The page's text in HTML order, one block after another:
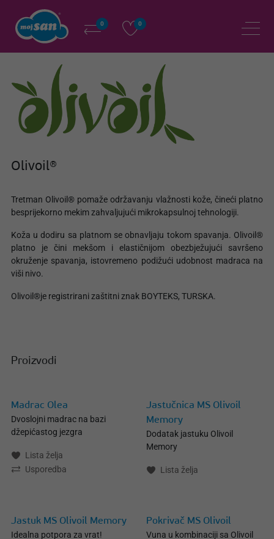
0 0
Olivoil®
Tretman Olivoil® pomaže održavanju vlažnosti kože, čineći platno
besprijekorno mekim zahvaljujući mikrokapsulnoj tehnologiji.
Koža u dodiru sa platnom se obnavljaju tokom spavanja. Olivoil®
platno je čini mekšom i elastičnijom obezbježujući savršeno
okruženje spavanja, istovremeno podižući udobnost madraca na
viši nivo.
Olivoil®je registrirani zaštitni znak BOYTEKS, TURSKA.
Proizvodi
Madrac Olea
Dvoslojni madrac na bazi
džepićastog jezgra
Lista želja
Usporedba
Jastučnica MS Olivoil
Memory
Dodatak jastuku Olivoil
Memory
Lista želja
Jastuk MS Olivoil Memory
Idealna potpora za vrat!
Pokrivač MS Olivoil
Vuna u kombinaciji sa Olivoil